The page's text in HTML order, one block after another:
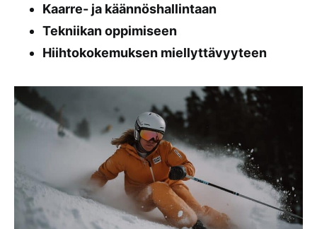
Kaarre- ja käännöshallintaan
Tekniikan oppimiseen
Hiihtokokemuksen miellyttävyyteen